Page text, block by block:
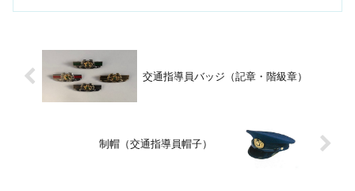
交通指導員バッジ（記章・階級章）
制帽（交通指導員帽子）